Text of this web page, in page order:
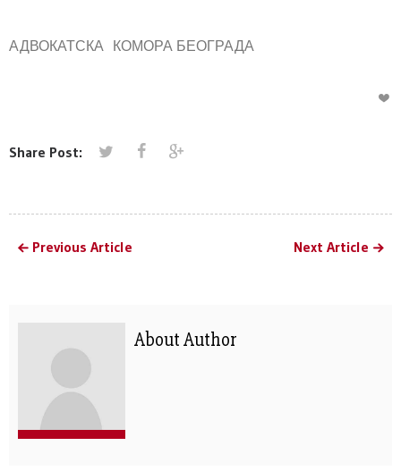
АДВОКАТСКА КОМОРА БЕОГРАДА
Share Post:
Previous Article Next Article
About Author